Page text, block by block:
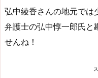
弘中綾香さんの地元では
弁護士の弘中惇一郎氏と
せんね！